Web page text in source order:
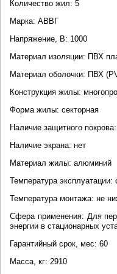
Количество жил: 5
Марка: АВВГ
Напряжение, В: 1000
Материал изоляции: ПВХ
Материал оболочки: ПВХ
Конструкция жилы:
Форма жилы: секторная
Наличие защитного
Наличие экрана: нет
Материал жилы: алюминий
Температура эксплуатации:
Температура монтажа: не
Сфера применения: Для
энергии в стационарных
Гарантийный срок, мес: 60
Масса, кг: 2910